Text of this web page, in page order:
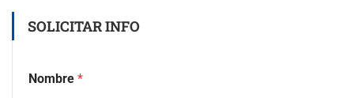
SOLICITAR INFO
Nombre *